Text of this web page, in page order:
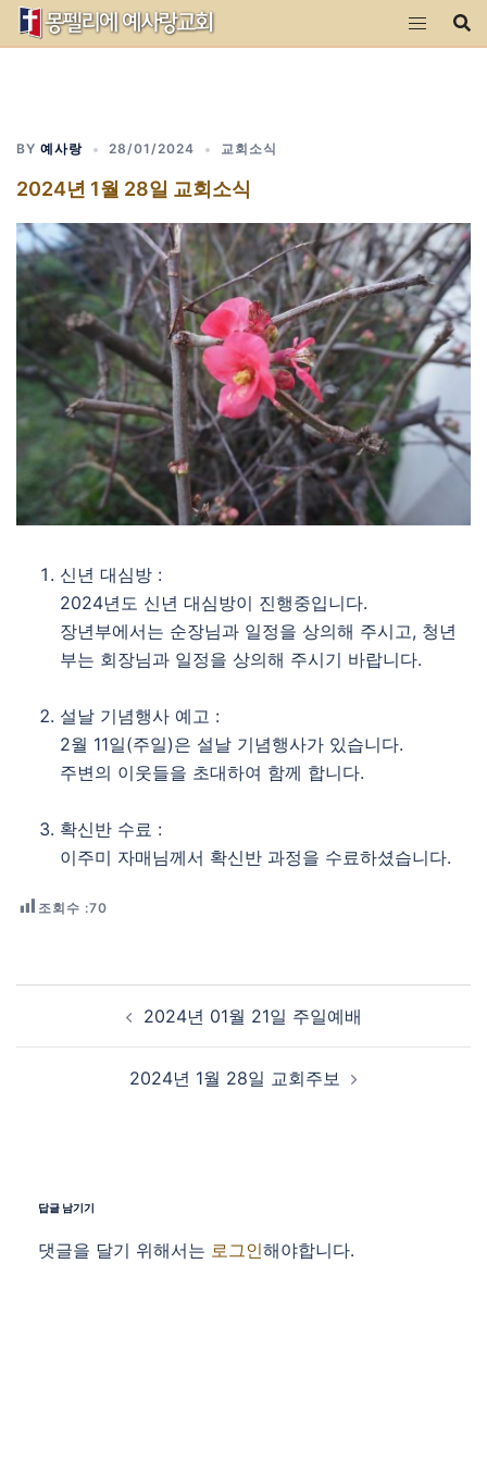
Skip
BY 예사랑 28/01/2024 교회소식
2024년 1월 28일 교회소식
신년 대심방 :
2024년도 신년 대심방이 진행중입니다.
장년부에서는 순장님과 일정을 상의해 주시고, 청년
부는 회장님과 일정을 상의해 주시기 바랍니다.
설날 기념행사 예고 :
2월 11일(주일)은 설날 기념행사가 있습니다.
주변의 이웃들을 초대하여 함께 합니다.
확신반 수료 :
이주미 자매님께서 확신반 과정을 수료하셨습니다.
조회수 :70
Post navigation
2024년 01월 21일 주일예배
2024년 1월 28일 교회주보
답글 남기기
댓글을 달기 위해서는 로그인해야합니다.